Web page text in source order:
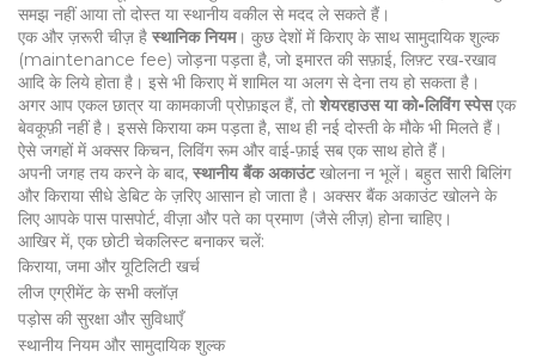
समझ नहीं आया तो दोस्त या स्थानीय वकील से मदद ले सकते हैं।
एक और ज़रूरी चीज़ है स्थानिक नियम। कुछ देशों में किराए के साथ सामुदायिक शुल्क
(maintenance fee) जोड़ना पड़ता है, जो इमारत की सफ़ाई, लिफ़्ट रख‑रखाव
आदि के लिये होता है। इसे भी किराए में शामिल या अलग से देना तय हो सकता है।
अगर आप एकल छात्र या कामकाजी प्रोफ़ाइल हैं, तो शेयरहाउस या को-लिविंग स्पेसएक
बेवकूफ़ी नहीं है। इससे किराया कम पड़ता है, साथ ही नई दोस्ती के मौके भी मिलते हैं।
ऐसे जगहों में अक्सर किचन, लिविंग रूम और वाई‑फ़ाई सब एक साथ होते हैं।
अपनी जगह तय करने के बाद, स्थानीय बैंक अकाउंटखोलना न भूलें। बहुत सारी बिलिंग
और किराया सीधे डेबिट के ज़रिए आसान हो जाता है। अक्सर बैंक अकाउंट खोलने के
लिए आपके पास पासपोर्ट, वीज़ा और पते का प्रमाण (जैसे लीज़) होना चाहिए।
आखिर में, एक छोटी चेकलिस्ट बनाकर चलें:
किराया, जमा और यूटिलिटी खर्च
लीज एग्रीमेंट के सभी क्लॉज़
पड़ोस की सुरक्षा और सुविधाएँ
स्थानीय नियम और सामुदायिक शुल्क